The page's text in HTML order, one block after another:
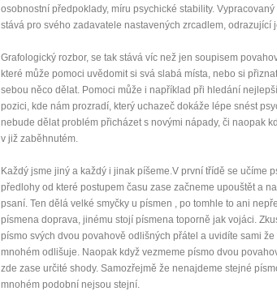
osobnostní předpoklady, míru psychické stability.
stává pro svého zadavatele nastavených zrcadlem, odrazující
Grafologický rozbor, se tak stává víc než jen soupisem
které může pomoci uvědomit si svá slabá místa, nebo si
sebou něco dělat. Pomoci může i například při hledání
pozici, kde nám prozradí, který uchazeč dokáže lépe snést
nebude dělat problém přicházet s novými nápady, či naopak
v již zaběhnutém.
Každý jsme jiný a každý i jinak píšeme.V první třídě se učíme
předlohy od které postupem času zase začneme upouštět a
psaní. Ten dělá velké smyčky u písmen , po tomhle to ani
písmena doprava, jinému stojí písmena toporně jak vojáci.
písmo svých dvou povahově odlišných přátel a uvidíte sami
mnohém odlišuje. Naopak když vezmeme písmo dvou
zde zase určité shody. Samozřejmě že nenajdeme stejné
mnohém podobní nejsou stejní.